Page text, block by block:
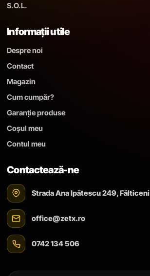
S.O.L.
Informații utile
Despre noi
Contact
Magazin
Cum cumpăr?
Garanție produse
Coșul meu
Contul meu
Contactează-ne
Strada Ana Ipătescu 249, Fălticeni
office@zetx.ro
0742 134 506